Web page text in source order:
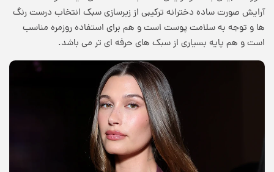
آرایش صورت ساده دخترانه ترکیبی از زیرسازی سبک انتخاب درست رنگ
ها و توجه به سلامت پوست است و هم برای استفاده روزمره مناسب
است و هم پایه بسیاری از سبک های حرفه ای تر می باشد.